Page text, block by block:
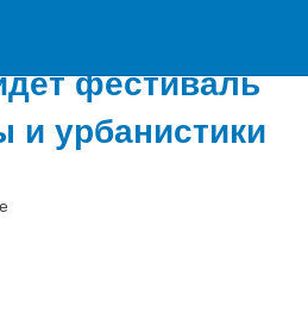
фестиваль
и урбанистики